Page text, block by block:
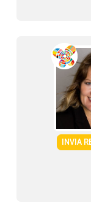
INVIA